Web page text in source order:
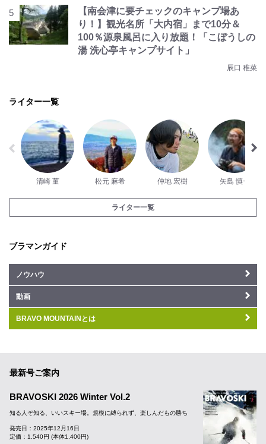
【南会津に要チェックのキャンプ場あ
り！】観光名所「大内宿」まで10分＆
100％源泉風呂に入り放題！「こぼうしの
湯 洗心亭キャンプサイト」
辰口 稚菜
ライター一覧
清崎 菫 松元 麻希 仲地 宏樹 矢島 慎一
ライター一覧
ブラマンガイド
ノウハウ
動画
BRAVO MOUNTAINとは
最新号ご案内
BRAVOSKI 2026 Winter Vol.2
知る人ぞ知る、いいスキー場。規模に縛られず、楽しんだもの勝ち
発売日：2025年12月16日
定価：1,540円 (本体1,400円)